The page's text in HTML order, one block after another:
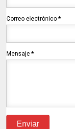
Correo electrónico*
Mensaje*